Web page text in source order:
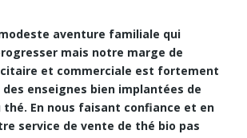
aventure familiale qui
mais notre marge de
et commerciale est fortement
des enseignes bien implantées de
thé. En nous faisant confiance et en
service de vente de thé bio pas